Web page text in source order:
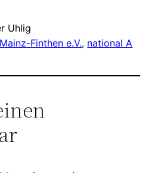
Uhlig
Finthen e.V., national A